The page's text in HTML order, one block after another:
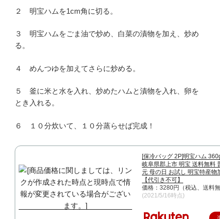
２ 明宝ハムを1cm角に切る。
３ 明宝ハムをごま油で炒め、白菜の漬物を加え、炒め
る。
４ めんつゆを加えてさらに炒める。
５ 釜に米と水を入れ、炒めたハムと漬物を入れ、卵を
とき入れる。
６ １０分炊いて、１０分蒸らせば完成！
[保冷バッグ 2P]明宝ハム
岐阜県郡上市 明宝 送料無料
元 母の日 お試し 明宝特産物
【代引き不可】
価格：3280円（税込、送料
(2021/5/16時点)